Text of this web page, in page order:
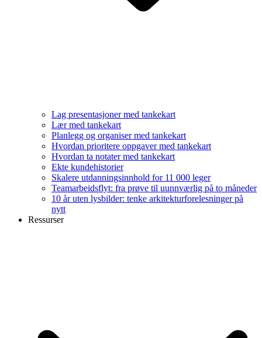
Lag presentasjoner med tankekart
Lær med tankekart
Planlegg og organiser med tankekart
Hvordan prioritere oppgaver med tankekart
Hvordan ta notater med tankekart
Ekte kundehistorier
Skalere utdanningsinnhold for 11 000 leger
Teamarbeidsflyt: fra prøve til uunnværlig på to måneder
10 år uten lysbilder: tenke arkitekturforelesninger på
nytt
Ressurser